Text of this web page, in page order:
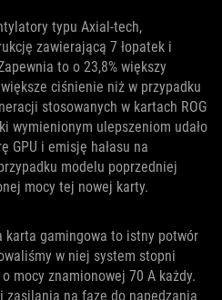
typu Axial-tech,
zawierającą 7 łopatek i
to o 23,8% większy
ciśnienie niż w przypadku
stosowanych w kartach ROG
wymienionym ulepszeniom udało
GPU i emisję hałasu na
modelu poprzedniej
mocy tej nowej karty.
gamingowa to istny potwór
w niej system stopni
mocy znamionowej 70 A każdy.
zasilania na fazę do napędzania